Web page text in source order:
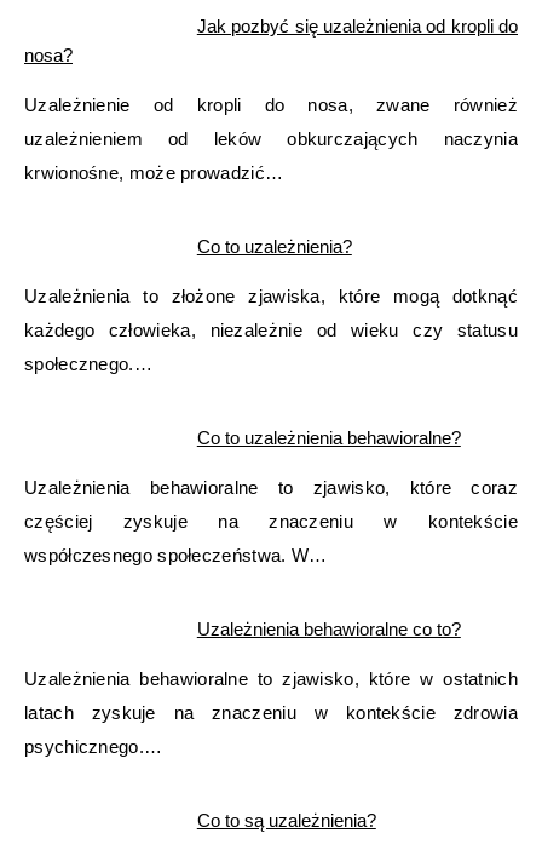
Jak pozbyć się uzależnienia od kropli do
nosa?
Uzależnienie od kropli do nosa, zwane również
uzależnieniem od leków obkurczających naczynia
krwionośne, może prowadzić…
Co to uzależnienia?
Uzależnienia to złożone zjawiska, które mogą dotknąć
każdego człowieka, niezależnie od wieku czy statusu
społecznego.…
Co to uzależnienia behawioralne?
Uzależnienia behawioralne to zjawisko, które coraz
częściej zyskuje na znaczeniu w kontekście
współczesnego społeczeństwa. W…
Uzależnienia behawioralne co to?
Uzależnienia behawioralne to zjawisko, które w ostatnich
latach zyskuje na znaczeniu w kontekście zdrowia
psychicznego.…
Co to są uzależnienia?